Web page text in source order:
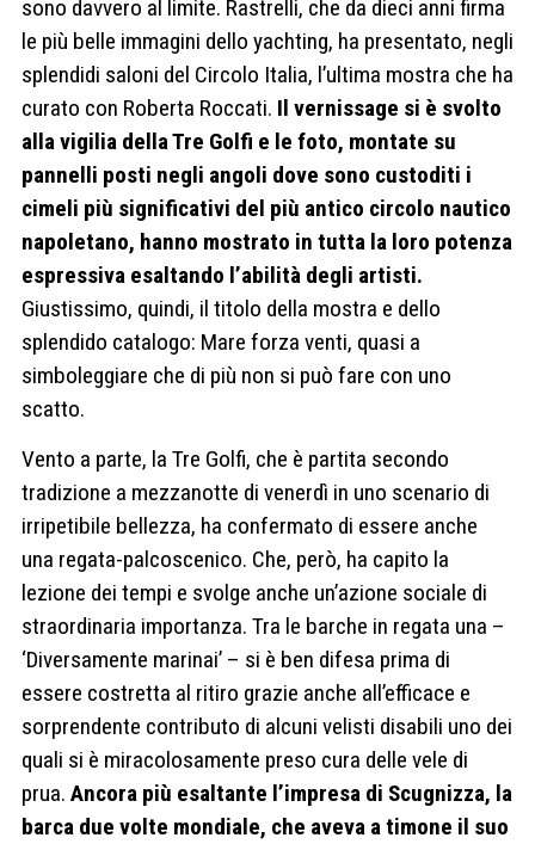
sono davvero al limite. Rastrelli, che da dieci anni firma
le più belle immagini dello yachting, ha presentato, negli
splendidi saloni del Circolo Italia, l’ultima mostra che ha
curato con Roberta Roccati. Il vernissage si è svolto
alla vigilia della Tre Golfi e le foto, montate su
pannelli posti negli angoli dove sono custoditi i
cimeli più significativi del più antico circolo nautico
napoletano, hanno mostrato in tutta la loro potenza
espressiva esaltando l’abilità degli artisti.
Giustissimo, quindi, il titolo della mostra e dello
splendido catalogo: Mare forza venti, quasi a
simboleggiare che di più non si può fare con uno
scatto.
Vento a parte, la Tre Golfi, che è partita secondo
tradizione a mezzanotte di venerdì in uno scenario di
irripetibile bellezza, ha confermato di essere anche
una regata-palcoscenico. Che, però, ha capito la
lezione dei tempi e svolge anche un’azione sociale di
straordinaria importanza. Tra le barche in regata una –
‘Diversamente marinai’ – si è ben difesa prima di
essere costretta al ritiro grazie anche all’efficace e
sorprendente contributo di alcuni velisti disabili uno dei
quali si è miracolosamente preso cura delle vele di
prua. Ancora più esaltante l’impresa di Scugnizza, la
barca due volte mondiale, che aveva a timone il suo